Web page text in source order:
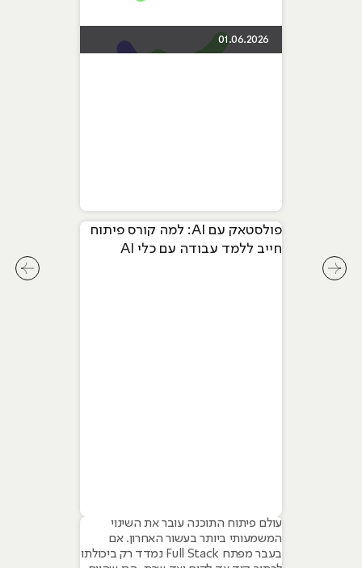
01.06.2026
פולסטאק עם AI: למה קורס פיתוח
חייב ללמד עבודה עם כלי AI
עולם פיתוח התוכנה עובר את השינוי
המשמעותי ביותר בעשור האחרון. אם
בעבר מפתח Full Stack נמדד רק ביכולתו
לחץ לחץ לשיקופית קודמת בסליידר מאמרים